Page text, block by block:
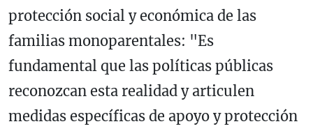
protección social y económica de las
familias monoparentales: "Es
fundamental que las políticas públicas
reconozcan esta realidad y articulen
medidas específicas de apoyo y protección